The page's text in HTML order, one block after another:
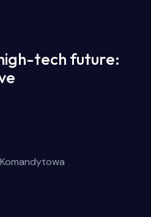
tech future:
Komandytowa